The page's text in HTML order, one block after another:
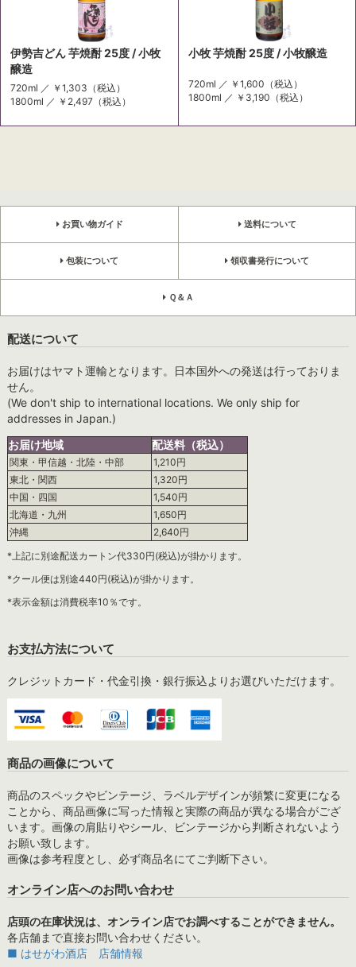
伊勢吉どん 芋焼酎 25度 / 小牧
醸造
720ml ／ ￥1,303 （税込）
1800ml ／ ￥2,497 （税込）
小牧 芋焼酎 25度 / 小牧醸造
720ml ／ ￥1,600 （税込）
1800ml ／ ￥3,190 （税込）
お買い物ガイド 送料について
包装について 領収書発行について
Ｑ＆Ａ
配送について
お届けはヤマト運輸となります。日本国外への発送は行っておりま
せん。
(We don't ship to international locations. We only ship for
addresses in Japan.)
お届け地域
配送料（税込）
関東・甲信越・北陸・中部
1,210円
東北・関西
1,320円
中国・四国
1,540円
北海道・九州
1,650円
沖縄
2,640円
*上記に別途配送カートン代330円(税込)が掛かります。
*クール便は別途440円(税込)が掛かります。
*表示金額は消費税率10％です。
お支払方法について
クレジットカード・代金引換・銀行振込よりお選びいただけます。
商品の画像について
商品のスペックやビンテージ、ラベルデザインが頻繁に変更になる
ことから、商品画像に写った情報と実際の商品が異なる場合がござ
います。画像の肩貼りやシール、ビンテージから判断されないよう
お願い致します。
画像は参考程度とし、必ず商品名にてご判断下さい。
オンライン店へのお問い合わせ
店頭の在庫状況は、オンライン店でお調べすることができません。
各店舗まで直接お問い合わせください。
■ はせがわ酒店 店舗情報